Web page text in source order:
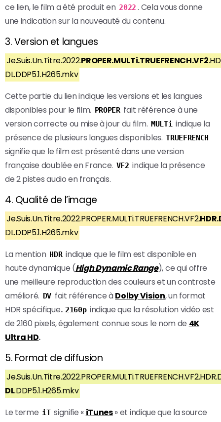
ce lien, le film a été produit en 2022 . Cela vous donne
une indication sur la nouveauté du contenu.
3. Version et langues
Je.Suis.Un.Titre.2022.PROPER.MULTi.TRUEFRENCH.VF2
DL.DDP5.1.H265.mkv
Cette partie du lien indique les versions et les langues
disponibles pour le film. PROPER fait référence à une
version correcte ou mise à jour du film. MULTi indique la
présence de plusieurs langues disponibles. TRUEFRENCH
signifie que le film est présenté dans une version
française doublée en France. VF2 indique la présence
de 2 pistes audio en français.
4. Qualité de l’image
Je.Suis.Un.Titre.2022.PROPER.MULTi.TRUEFRENCH.VF2.
DL.DDP5.1.H265.mkv
La mention HDR indique que le film est disponible en
haute dynamique (High Dynamic Range), ce qui offre
une meilleure reproduction des couleurs et un contraste
amélioré. DV fait référence àDolby Vision, un format
HDR spécifique. 2160p indique que la résolution vidéo est
de 2160 pixels, également connue sous le nom de 4K
Ultra HD.
5. Format de diffusion
DL.DDP5.1.H265.mkv
Le terme iT signifie « iTunes» et indique que la source